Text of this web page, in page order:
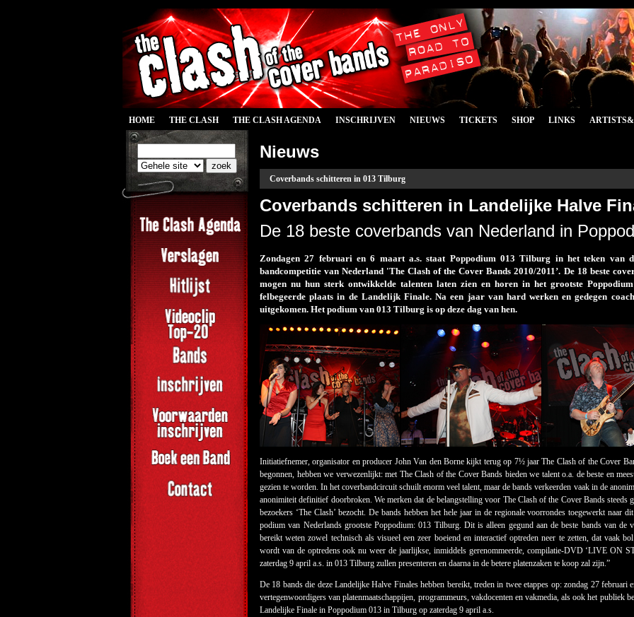
HOME THE CLASH THE CLASH AGENDA INSCHRIJVEN NIEUWS TICKETS SHOP LINKS
Nieuws
Coverbands schitteren in 013 Tilburg
Coverbands schitteren in Landelijke Halve
De 18 beste coverbands van Nederland in
Zondagen 27 februari en 6 maart a.s. staat Poppodium 013 Tilburg in het teken van
bandcompetitie van Nederland 'The Clash of the Cover Bands 2010/2011’. De 18 beste
mogen nu hun sterk ontwikkelde talenten laten zien en horen in het grootste
felbegeerde plaats in de Landelijk Finale. Na een jaar van hard werken en gedegen
uitgekomen. Het podium van 013 Tilburg is op deze dag van hen.
Initiatiefnemer, organisator en producer John Van den Borne kijkt terug op 7½ jaar The Clash of the Cover
begonnen, hebben we verwezenlijkt: met The Clash of the Cover Bands bieden we talent o.a. de beste en
gezien te worden. In het coverbandcircuit schuilt enorm veel talent, maar de bands verkeerden vaak in de
anonimiteit definitief doorbroken. We merken dat de belangstelling voor The Clash of the Cover Bands
bezoekers ‘The Clash’ bezocht. De bands hebben het hele jaar in de regionale voorrondes toegewerkt naar
podium van Nederlands grootste Poppodium: 013 Tilburg. Dit is alleen gegund aan de beste bands van de
bereikt weten zowel technisch als visueel een zeer boeiend en interactief optreden neer te zetten, dat vaak
wordt van de optredens ook nu weer de jaarlijkse, inmiddels gerenommeerde, compilatie-DVD ‘LIVE ON
zaterdag 9 april a.s. in 013 Tilburg zullen presenteren en daarna in de betere platenzaken te koop zal zijn.”
De 18 bands die deze Landelijke Halve Finales hebben bereikt, treden in twee etappes op: zondag 27 februari
vertegenwoordigers van platenmaatschappijen, programmeurs, vakdocenten en vakmedia, als ook het publiek
Landelijke Finale in Poppodium 013 in Tilburg op zaterdag 9 april a.s.